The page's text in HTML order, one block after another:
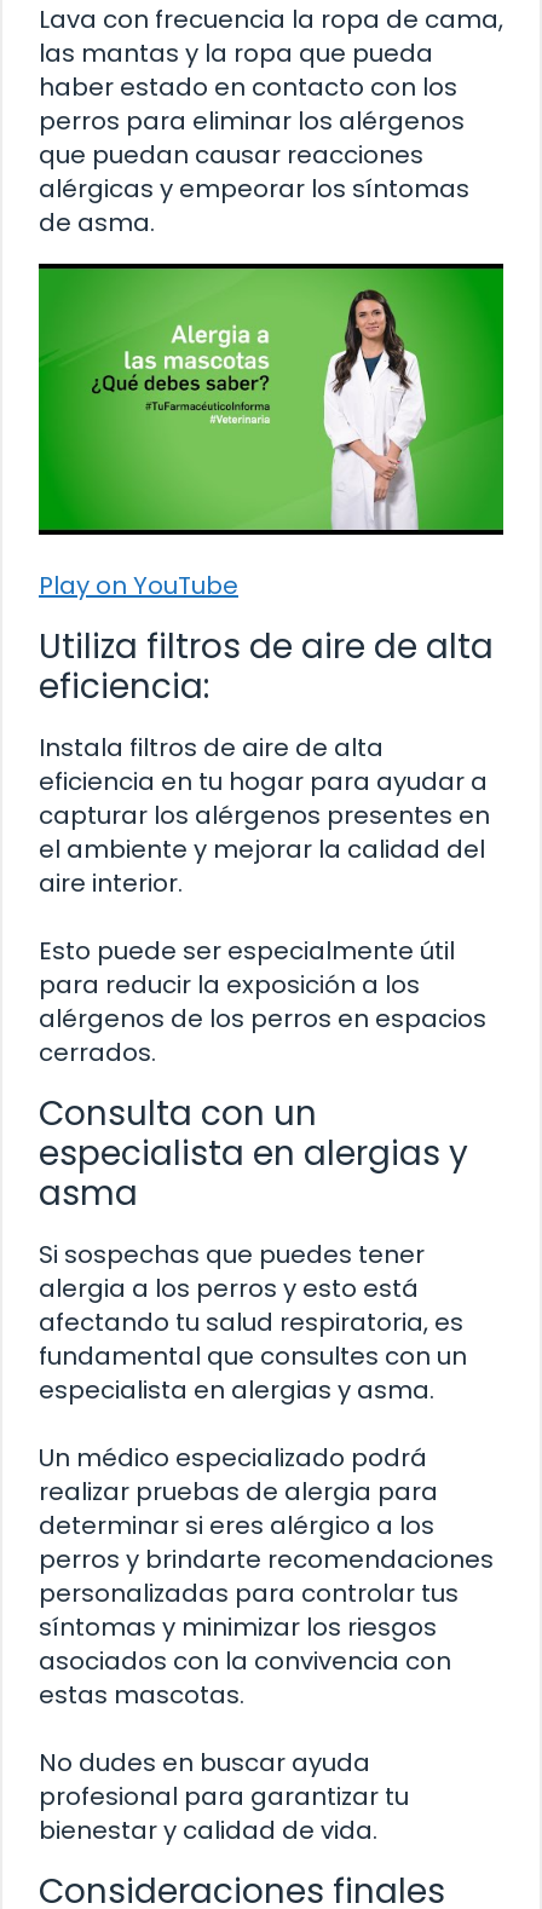
Lava con frecuencia la ropa de cama,
las mantas y la ropa que pueda
haber estado en contacto con los
perros para eliminar los alérgenos
que puedan causar reacciones
alérgicas y empeorar los síntomas
de asma.
Play on YouTube
Utiliza filtros de aire de alta
eficiencia:
Instala filtros de aire de alta
eficiencia en tu hogar para ayudar a
capturar los alérgenos presentes en
el ambiente y mejorar la calidad del
aire interior.
Esto puede ser especialmente útil
para reducir la exposición a los
alérgenos de los perros en espacios
cerrados.
Consulta con un
especialista en alergias y
asma
Si sospechas que puedes tener
alergia a los perros y esto está
afectando tu salud respiratoria, es
fundamental que consultes con un
especialista en alergias y asma.
Un médico especializado podrá
realizar pruebas de alergia para
determinar si eres alérgico a los
perros y brindarte recomendaciones
personalizadas para controlar tus
síntomas y minimizar los riesgos
asociados con la convivencia con
estas mascotas.
No dudes en buscar ayuda
profesional para garantizar tu
bienestar y calidad de vida.
Consideraciones finales